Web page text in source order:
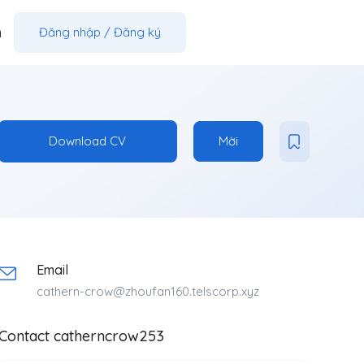
Đăng nhập / Đăng ký
Download CV Mời
Email
cathern-crow@zhoufan160.telscorp.xyz
catherncrow253